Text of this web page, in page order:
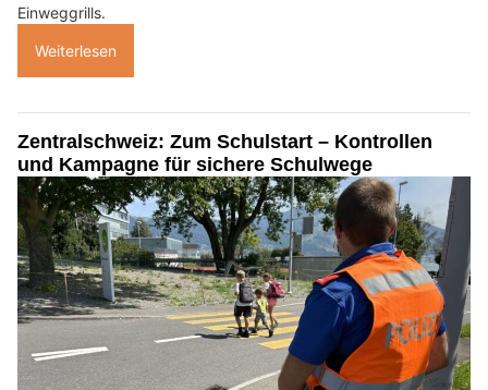
Einweggrills.
Weiterlesen
Zentralschweiz: Zum Schulstart – Kontrollen
und Kampagne für sichere Schulwege